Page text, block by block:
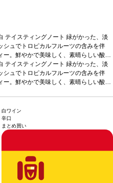
テイスティングノート 緑がかった、淡
シュでトロピカルフルーツの含みを伴
ー。鮮やかで美味しく、素晴らしい酸味
。合う料理魚のマリネ（カレイ、スズ
、燻製、チキン、牛肉の煮込み、マリ
アイレン認証オーガニック、WfCP認
テイスティングノート 緑がかった、淡
シュでトロピカルフルーツの含みを伴
ー。鮮やかで美味しく、素晴らしい酸味
アイレン
切れの場合、在庫があり価格が同様の
ます、ご了承ください。
白ワイン
辛口
まとめ買い